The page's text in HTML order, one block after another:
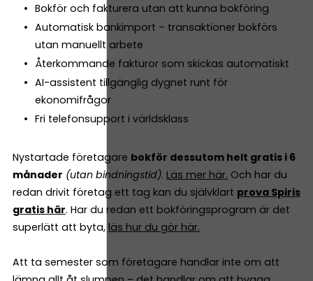
Bokför och fakturera utan att kunna bokföring
Automatisk bankimport – transaktioner bokförs
utan manuellt arbete
Återkommande fakturor som skickas automatiskt
AI-assistent tillgänglig dygnet runt för
ekonomifrågor
Fri telefonsupport i världsklass
Nystartade företagare bokför dessutom helt gratis i 6
månader (utan bindningstid). Läs mer här. Och har du
redan drivit företag ett tag kan du självklart prova Spiris
gratis här. Har du redan ett bokföringsprogram är det
superlätt att byta, läs hur du gör här.
Att ta semester som företagare handlar inte om att